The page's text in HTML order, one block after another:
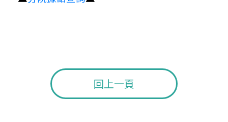
回上一頁